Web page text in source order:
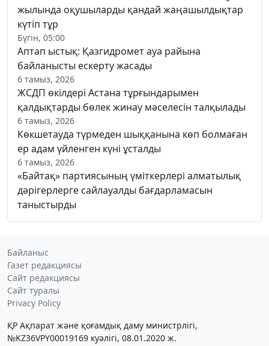
жылында оқушыларды қандай жаңашылдықтар
күтіп тұр
Бүгін, 05:00
Аптап ыстық: Қазгидромет ауа райына
байланысты ескерту жасады
6 тамыз, 2026
ЖСДП өкілдері Астана тұрғындарымен
қалдықтарды бөлек жинау мәселесін талқылады
6 тамыз, 2026
Көкшетауда түрмеден шыққанына көп болмаған
ер адам үйленген күні ұсталды
6 тамыз, 2026
«Байтақ» партиясының үміткерлері алматылық
дәрігерлерге сайлауалды бағдарламасын
таныстырды
Байланыс
Газет редакциясы
Сайт редакциясы
Сайт туралы
Privacy Policy
ҚР Ақпарат және қоғамдық даму министрлігі,
№KZ36VPY00019169 куәлігі, 08.01.2020 ж.